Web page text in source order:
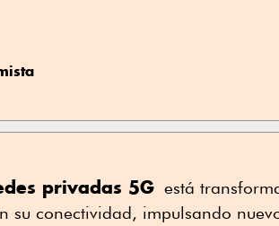
privadas 5G está
su conectividad, impulsando